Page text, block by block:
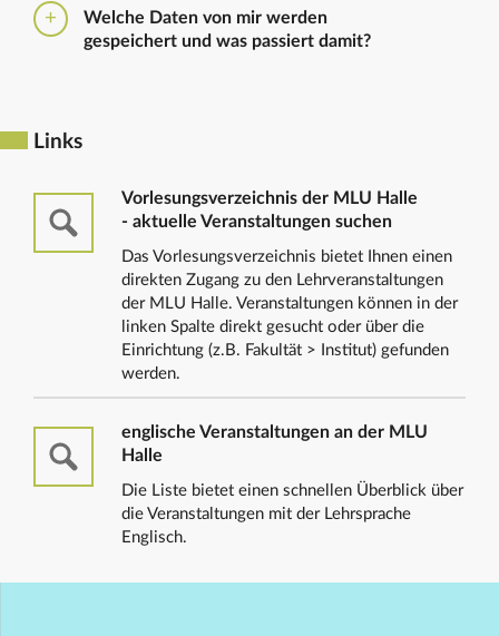
nicht die Einrichtung zu nennen in die Sie
eingetragen werden sollen.
Nutzerkennzeichen und dem Passwort, das ihr mit
euren Immatrikulationsunterlagen erhalten habt. Das
Welche Daten von mir werden
gespeichert und was passiert damit?
Links
Vorlesungsverzeichnis der MLU Halle
- aktuelle Veranstaltungen suchen
Das Vorlesungsverzeichnis bietet Ihnen einen
direkten Zugang zu den Lehrveranstaltungen
der MLU Halle. Veranstaltungen können in der
linken Spalte direkt gesucht oder über die
Einrichtung (z.B. Fakultät > Institut) gefunden
werden.
englische Veranstaltungen an der MLU
Halle
Die Liste bietet einen schnellen Überblick über
die Veranstaltungen mit der Lehrsprache
Englisch.